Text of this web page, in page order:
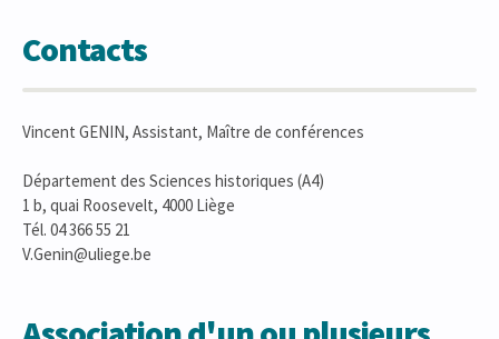
Contacts
Vincent GENIN, Assistant, Maître de conférences
Département des Sciences historiques (A4)
1 b, quai Roosevelt, 4000 Liège
Tél. 04 366 55 21
V.Genin@uliege.be